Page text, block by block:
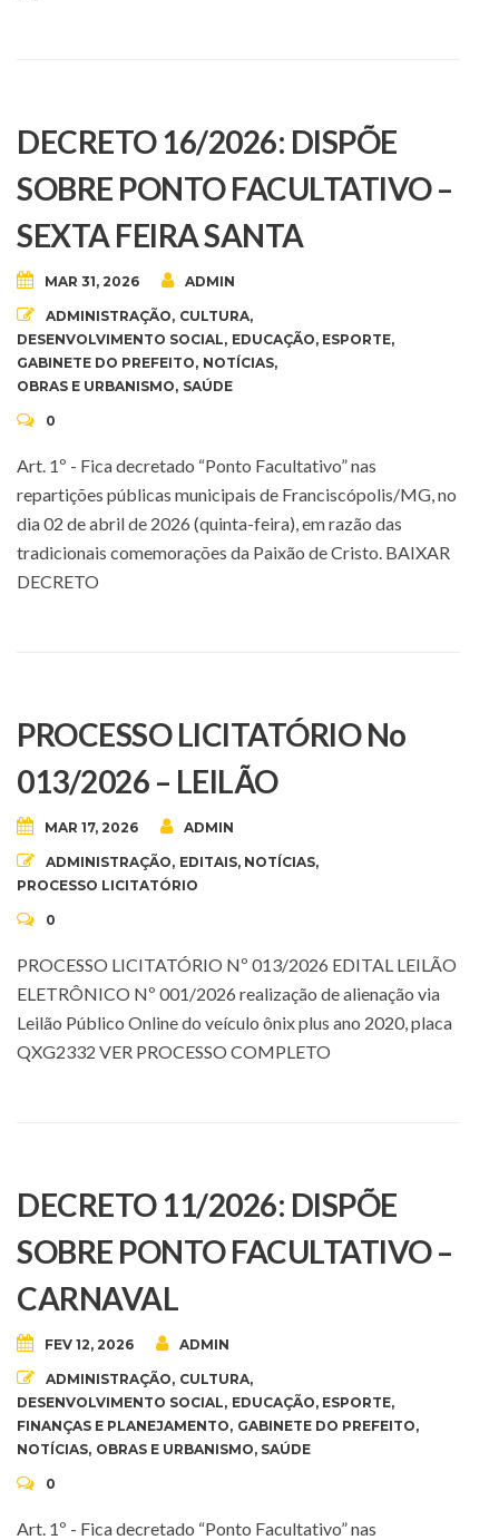
DECRETO 16/2026: DISPÕE
SOBRE PONTO FACULTATIVO –
SEXTA FEIRA SANTA
MAR 31, 2026 ADMIN
ADMINISTRAÇÃO, CULTURA,
DESENVOLVIMENTO SOCIAL, EDUCAÇÃO, ESPORTE,
GABINETE DO PREFEITO, NOTÍCIAS,
OBRAS E URBANISMO, SAÚDE
0
Art. 1º - Fica decretado “Ponto Facultativo” nas
repartições públicas municipais de Franciscópolis/MG, no
dia 02 de abril de 2026 (quinta-feira), em razão das
tradicionais comemorações da Paixão de Cristo. BAIXAR
DECRETO
PROCESSO LICITATÓRIO No
013/2026 – LEILÃO
MAR 17, 2026 ADMIN
ADMINISTRAÇÃO, EDITAIS, NOTÍCIAS,
PROCESSO LICITATÓRIO
0
PROCESSO LICITATÓRIO Nº 013/2026 EDITAL LEILÃO
ELETRÔNICO Nº 001/2026 realização de alienação via
Leilão Público Online do veículo ônix plus ano 2020, placa
QXG2332 VER PROCESSO COMPLETO
DECRETO 11/2026: DISPÕE
SOBRE PONTO FACULTATIVO –
CARNAVAL
FEV 12, 2026 ADMIN
ADMINISTRAÇÃO, CULTURA,
DESENVOLVIMENTO SOCIAL, EDUCAÇÃO, ESPORTE,
FINANÇAS E PLANEJAMENTO, GABINETE DO PREFEITO,
NOTÍCIAS, OBRAS E URBANISMO, SAÚDE
0
Art. 1º - Fica decretado “Ponto Facultativo” nas